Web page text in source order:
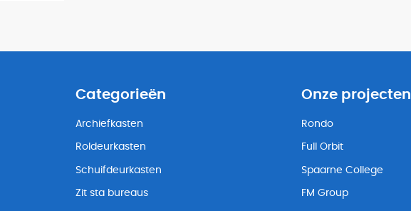
Categorieën
Archiefkasten
Roldeurkasten
Schuifdeurkasten
Zit sta bureaus
Onze projecten
Rondo
Full Orbit
Spaarne College
FM Group